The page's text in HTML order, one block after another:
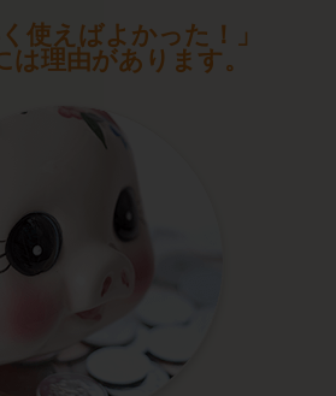
使えばよかった！」
は理由があります。